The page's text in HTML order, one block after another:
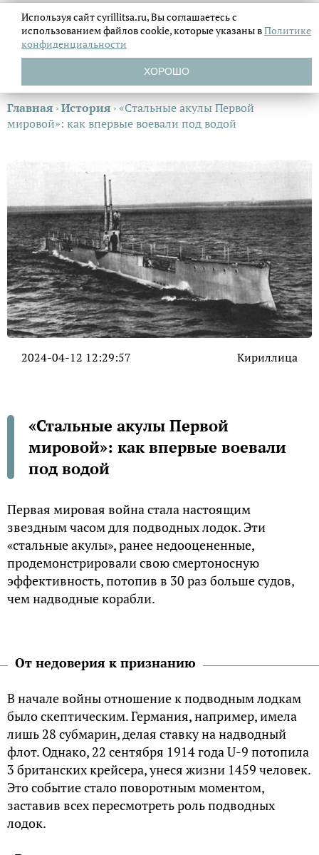
Главная ›История ›«Стальные акулы Первой
мировой»: как впервые воевали под водой
2024-04-12 12:29:57 Кириллица
«Стальные акулы Первой
мировой»: как впервые воевали
под водой
Первая мировая война стала настоящим
звездным часом для подводных лодок. Эти
«стальные акулы», ранее недооцененные,
продемонстрировали свою смертоносную
эффективность, потопив в 30 раз больше судов,
чем надводные корабли.
От недоверия к признанию
В начале войны отношение к подводным лодкам
было скептическим. Германия, например, имела
лишь 28 субмарин, делая ставку на надводный
флот. Однако, 22 сентября 1914 года U-9 потопила
3 британских крейсера, унеся жизни 1459 человек.
Это событие стало поворотным моментом,
заставив всех пересмотреть роль подводных
лодок.
Используя сайт cyrillitsa.ru, Вы соглашаетесь с
использованием файловcookie, которые указаны вПолитике
конфиденциальности
ХОРОШО